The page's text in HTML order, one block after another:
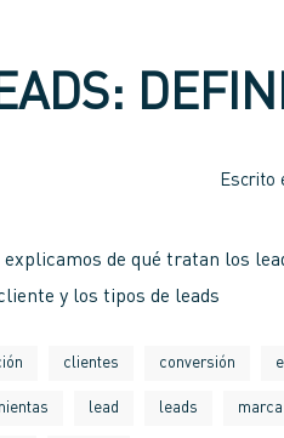
Escrito
explicamos de qué tratan los
y los tipos de leads
clientes conversión
lead leads marca